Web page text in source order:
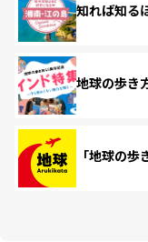
知れば知る
地球の歩き
「地球の